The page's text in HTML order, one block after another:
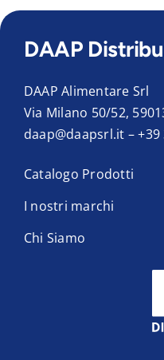
DAAP
DAAP Alimentare Srl
Via Milano 50/52,
daap@daapsrl.it –+39
Catalogo Prodotti
I nostri marchi
Chi Siamo